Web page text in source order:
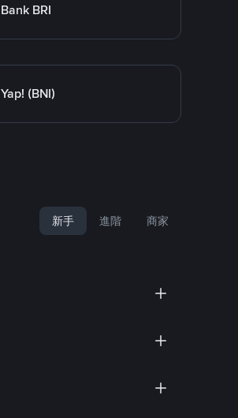
Bank BRI
Yap! (BNI)
新手 進階 商家